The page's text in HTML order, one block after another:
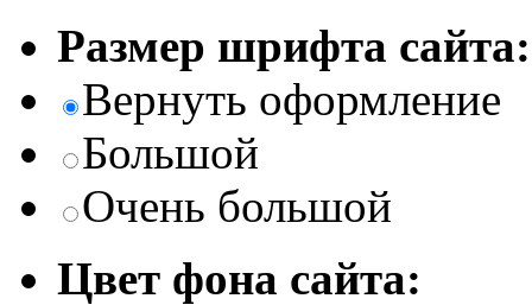
Размер шрифта сайта:
Вернуть оформление
Большой
Очень большой
Цвет фона сайта: